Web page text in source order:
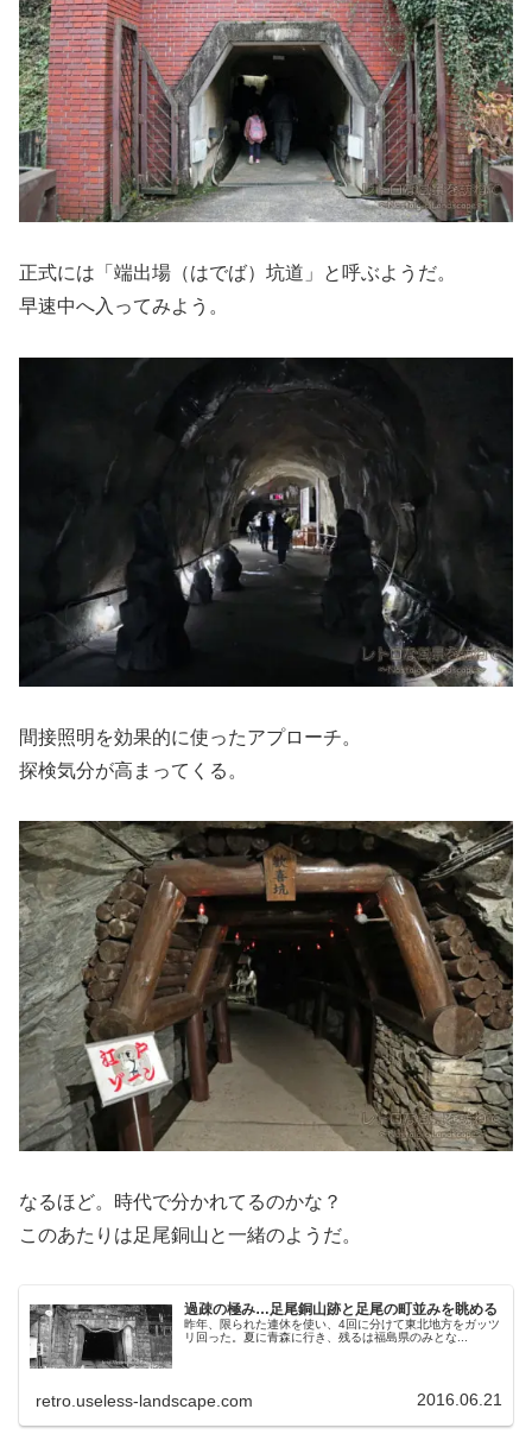
正式には「端出場（はでば）坑道」と呼ぶようだ。
早速中へ入ってみよう。
間接照明を効果的に使ったアプローチ。
探検気分が高まってくる。
なるほど。時代で分かれてるのかな？
このあたりは足尾銅山と一緒のようだ。
過疎の極み…足尾銅山跡と足尾の町並みを眺める
昨年、限られた連休を使い、4回に分けて東北地方をガッツ
リ回った。夏に青森に行き、残るは福島県のみとな...
retro.useless-landscape.com 2016.06.21